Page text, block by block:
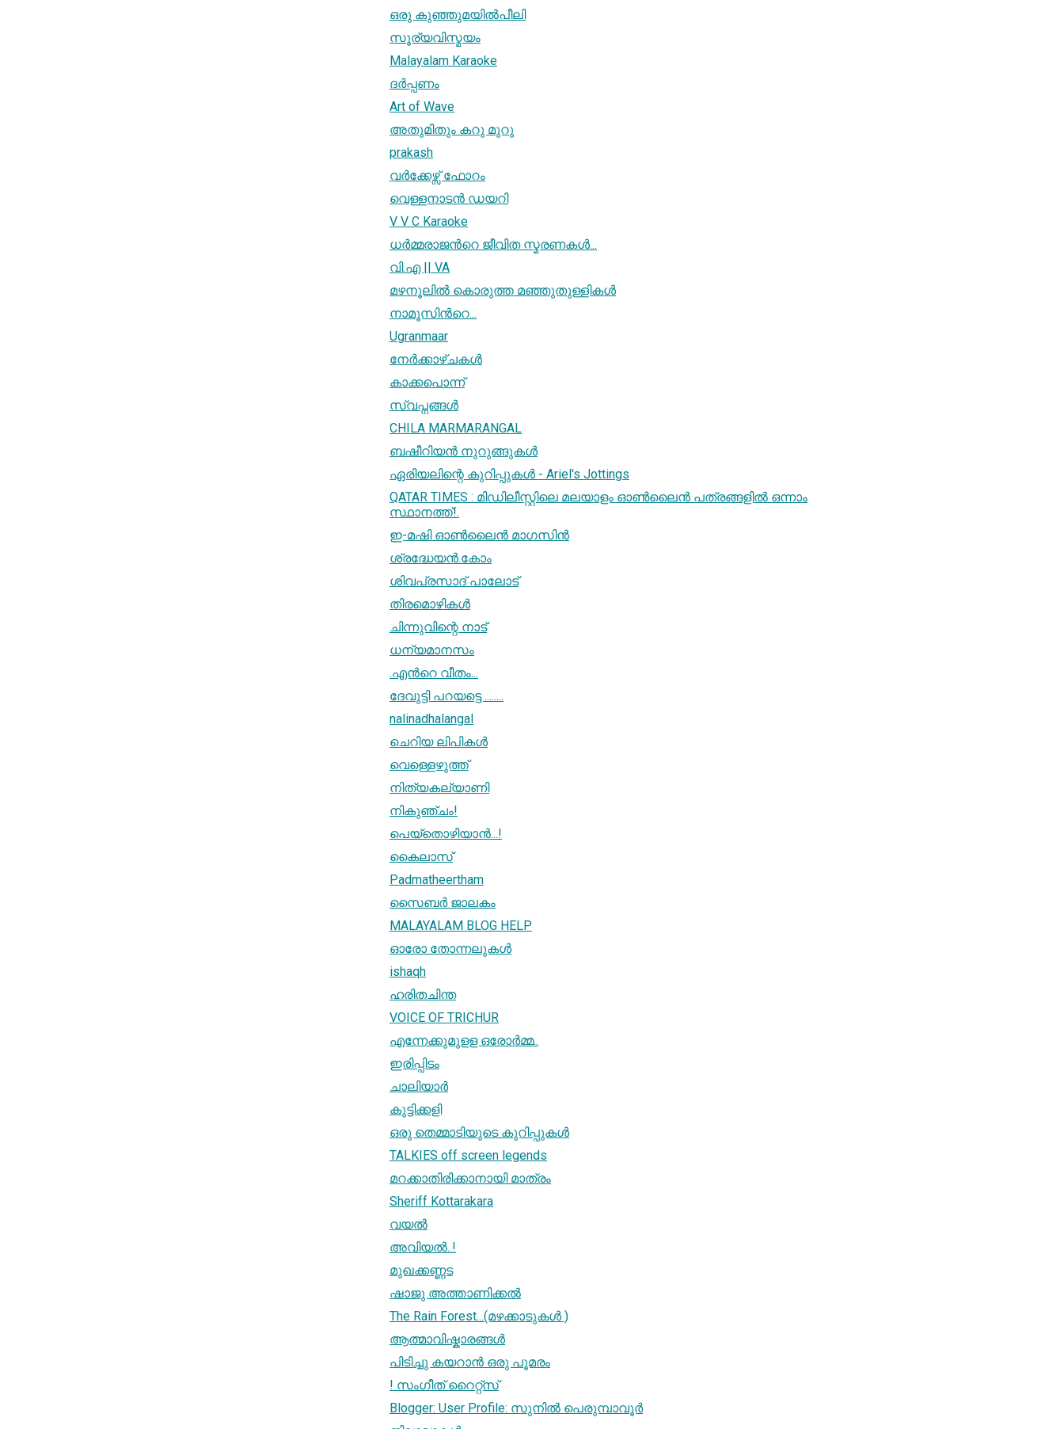
ഒരു കുഞ്ഞുമയില്‍പീലി
സൂര്യവിസ്മയം
Malayalam Karaoke
ദര്‍പ്പണം
Art of Wave
അതുമിതും കറു മുറു
prakash
വര്‍ക്കേഴ്സ് ഫോറം
വെള്ളനാടന്‍ ഡയറി
V V C Karaoke
ധര്‍മ്മരാജന്‍റെ ജീവിത സ്മരണകള്‍...
വി.എ || VA
മഴനൂലില്‍ കൊരുത്ത മഞ്ഞുതുള്ളികള്‍
നാമൂസിന്‍റെ...
Ugranmaar
നേര്‍ക്കാഴ്ചകള്‍
കാക്കപൊന്ന്
സ്വപ്നങ്ങള്‍
CHILA MARMARANGAL
ബഷീറിയന്‍ നുറുങ്ങുകള്‍
ഏരിയലിന്റെ കുറിപ്പുകള്‍ - Ariel's Jottings
QATAR TIMES : മിഡിലീസ്റ്റിലെ മലയാളം ഓൺലൈൻ പത്രങ്ങളിൽ ഒന്നാം
സ്ഥാനത്ത്!.
ഇ-മഷി ഓൺലൈൻ മാഗസിൻ
ശ്രദ്ധേയന്‍.കോം
ശിവപ്രസാദ് പാലോട്
തിരമൊഴികള്‍
ചിന്നുവിന്റെ നാട്
ധന്യമാനസം
.എന്‍റെ വീതം...
ദേവുട്ടി പറയട്ടെ ........
nalinadhalangal
ചെറിയ ലിപികള്‍
വെള്ളെഴുത്ത്
നിത്യകല്യാണി
നികുഞ്ചം!
പെയ്തൊഴിയാൻ...!
കൈലാസ്
Padmatheertham
സൈബർ ജാലകം
MALAYALAM BLOG HELP
ഓരോ തോന്നലുകള്‍
ishaqh
ഹരിതചിന്ത
VOICE OF TRICHUR
എന്നേക്കുമുളള ഒരോർമ്മ..
ഇരിപ്പിടം
ചാലിയാര്‍
കുട്ടിക്കളി
ഒരു തെമ്മാടിയുടെ കുറിപ്പുകള്‍
TALKIES off screen legends
മറക്കാതിരിക്കാനായി മാത്രം
Sheriff Kottarakara
വയല്‍
അവിയൽ..!
മുഖക്കണ്ണട
ഷാജു അത്താണിക്കൽ
The Rain Forest...(മഴക്കാടുകള്‍ )
ആത്മാവിഷ്കാരങ്ങള്‍
പിടിച്ചു കയറാന്‍ ഒരു പൂമരം
! സംഗീത് റൈറ്റ്സ്
Blogger: User Profile: സുനില്‍ ‍‍‍പെരുമ്പാവൂര്‍